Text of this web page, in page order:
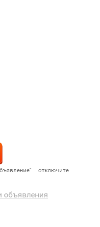
– отключите
объявления